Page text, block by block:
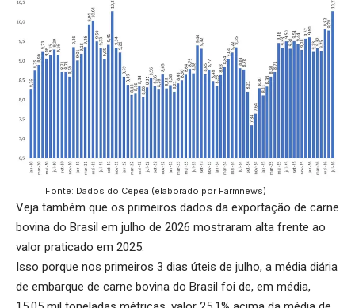
Fonte: Dados do Cepea (elaborado por Farmnews)
Veja também que os primeiros dados da exportação de carne
bovina do Brasil em julho de 2026 mostraram alta frente ao
valor praticado em 2025.
Isso porque nos primeiros 3 dias úteis de julho, a média diária
de embarque de carne bovina do Brasil foi de, em média,